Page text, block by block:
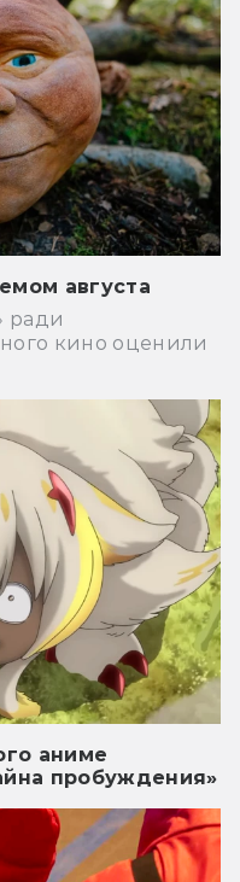
августа
ради
кино оценили
аниме
пробуждения»